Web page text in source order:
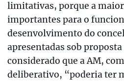
limitativas, porque a
importantes para o
desenvolvimento do
apresentadas sob
considerado que a AM,
deliberativo, “poderia ter